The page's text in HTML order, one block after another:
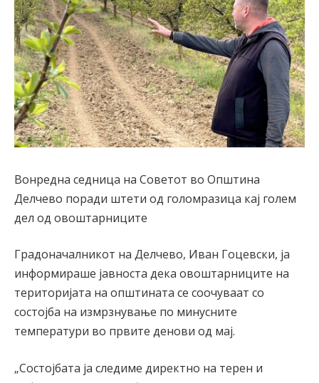
Вонредна седница на Советот во Општина
Делчево поради штети од голомразица кај голем
дел од овоштарниците
Градоначалникот на Делчево, Иван Гоцевски, ја
информираше јавноста дека овоштарниците на
територијата на општината се соочуваат со
состојба на измрзнување по минусните
температури во првите денови од мај.
„Состојбата ја следиме директно на терен и